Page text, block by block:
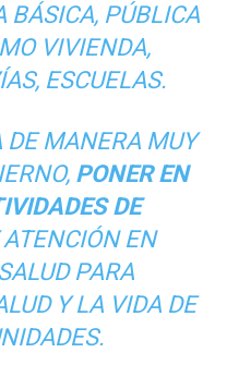
BÁSICA, PÚBLICA
VIVIENDA,
ESCUELAS.
DE MANERA MUY
PONER EN
DE
EN
PARA
Y LA VIDA DE